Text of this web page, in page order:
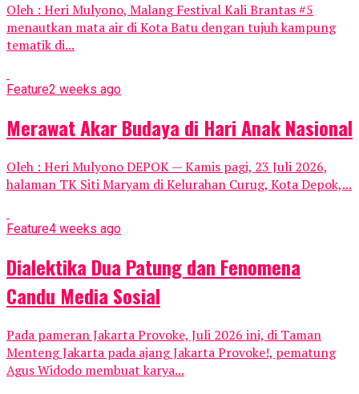
Oleh : Heri Mulyono, Malang Festival Kali Brantas #5
menautkan mata air di Kota Batu dengan tujuh kampung
tematik di...
Feature2 weeks ago
Merawat Akar Budaya di Hari Anak Nasional
Oleh : Heri Mulyono DEPOK — Kamis pagi, 23 Juli 2026,
halaman TK Siti Maryam di Kelurahan Curug, Kota Depok,...
Feature4 weeks ago
Dialektika Dua Patung dan Fenomena
Candu Media Sosial
Pada pameran Jakarta Provoke, Juli 2026 ini, di Taman
Menteng Jakarta pada ajang Jakarta Provoke!, pematung
Agus Widodo membuat karya...